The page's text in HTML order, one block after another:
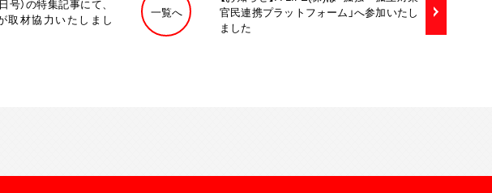
号）の特集記事にて、
取材協力いたしまし
一覧へ
官民連携プラットフォーム」へ参加いたし
ました